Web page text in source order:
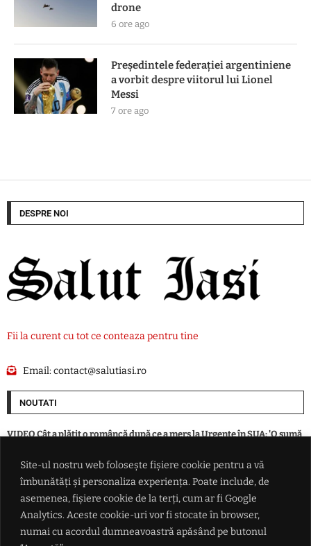
Site-ul nostru web folosește fișiere cookie pentru a vă
îmbunătăți și personaliza experiența. Poate include, de
asemenea, fișiere cookie de la terți, cum ar fi Google
Analytics. Aceste cookie-uri vor fi stocate în browser,
numai cu acordul dumneavoastră apăsând pe butonul
drone
6 ore ago
Președintele federației argentiniene
a vorbit despre viitorul lui Lionel
Messi
7 ore ago
DESPRE NOI
Fii la curent cu tot ce conteaza pentru tine
Email:contact@salutiasi.ro
NOUTATI
VIDEO Cât a plătit o româncă după ce a mers la Urgențe în SUA: 'O sumă
Rradar de securitate instalat la aeroportul din Leipzig, după incidentul
cu drona încărcată cu explozibil
SUA alocă 3 miliarde de dolari pentru minerale critice. Finanțare